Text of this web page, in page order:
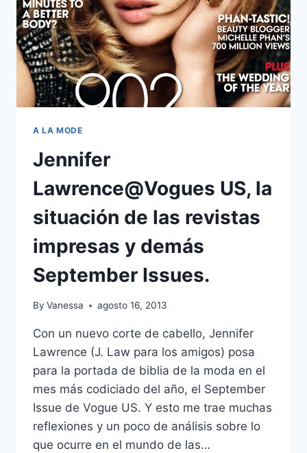
A LA MODE
Jennifer
Lawrence@Vogues US, la
situación de las revistas
impresas y demás
September Issues.
By Vanessa agosto 16, 2013
Con un nuevo corte de cabello, Jennifer
Lawrence (J. Law para los amigos) posa
para la portada de biblia de la moda en el
mes más codiciado del año, el September
Issue de Vogue US. Y esto me trae muchas
reflexiones y un poco de análisis sobre lo
que ocurre en el mundo de las…